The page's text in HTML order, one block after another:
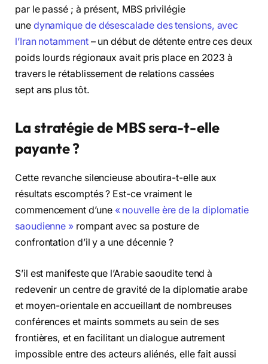
par le passé ; à présent, MBS privilégie
une dynamique de désescalade des tensions, avec
l’Iran notamment– un début de détente entre ces deux
poids lourds régionaux avait pris place en 2023 à
travers le rétablissement de relations cassées
sept ans plus tôt.
La stratégie de MBS sera-t-elle
payante ?
Cette revanche silencieuse aboutira-t-elle aux
résultats escomptés ? Est-ce vraiment le
commencement d’une « nouvelle ère de la diplomatie
saoudienne » rompant avec sa posture de
confrontation d’il y a une décennie ?
S’il est manifeste que l’Arabie saoudite tend à
redevenir un centre de gravité de la diplomatie arabe
et moyen-orientale en accueillant de nombreuses
conférences et maints sommets au sein de ses
frontières, et en facilitant un dialogue autrement
impossible entre des acteurs aliénés, elle fait aussi